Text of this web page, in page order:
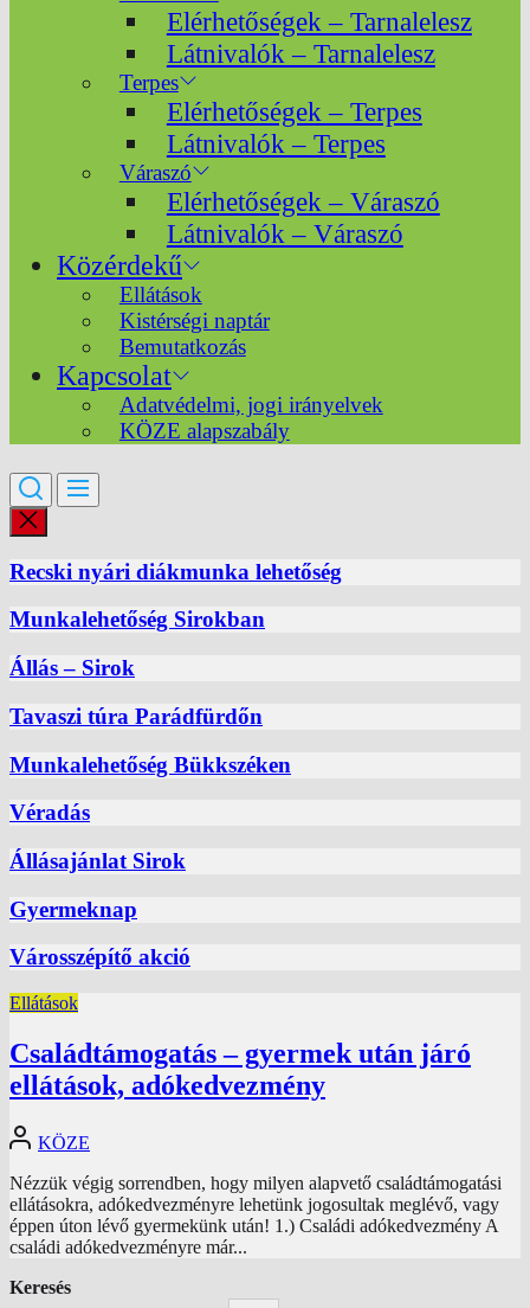
Elérhetőségek – Tarnalelesz
Látnivalók – Tarnalelesz
Terpes
Elérhetőségek – Terpes
Látnivalók – Terpes
Váraszó
Elérhetőségek – Váraszó
Látnivalók – Váraszó
Közérdekű
Ellátások
Kistérségi naptár
Bemutatkozás
Kapcsolat
Adatvédelmi, jogi irányelvek
KÖZE alapszabály
Recski nyári diákmunka lehetőség
Munkalehetőség Sirokban
Állás – Sirok
Tavaszi túra Parádfürdőn
Munkalehetőség Bükkszéken
Véradás
Állásajánlat Sirok
Gyermeknap
Városszépítő akció
Ellátások
Családtámogatás – gyermek után járó
ellátások, adókedvezmény
KÖZE
Nézzük végig sorrendben, hogy milyen alapvető családtámogatási
ellátásokra, adókedvezményre lehetünk jogosultak meglévő, vagy
éppen úton lévő gyermekünk után! 1.) Családi adókedvezmény A
családi adókedvezményre már...
Keresés